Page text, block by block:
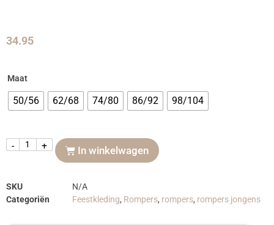
34.95
Maat
50/56 62/68 74/80 86/92 98/104
- + In winkelwagen
SKU
N/A
Categoriën
Feestkleding, Rompers, rompers, rompers jongens